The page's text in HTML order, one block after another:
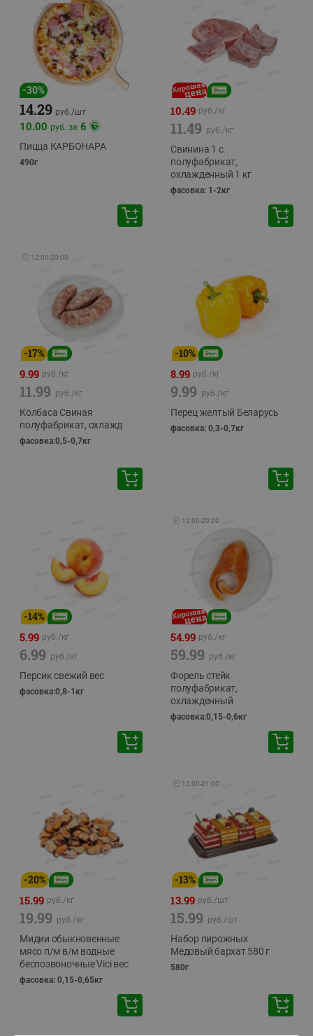
-30%
14.29 руб./шт
10.00 руб. за 6
Пицца КАРБОНАРА
490г
10.49 руб./кг
11.49 руб./кг
Свинина 1 с.
полуфабрикат,
охлажденный 1 кг
фасовка: 1-2кг
🕘 12:00-20:00
-17%
9.99 руб./кг
11.99 руб./кг
Колбаса Свиная
полуфабрикат, охлажд
фасовка:0,5-0,7кг
-10%
8.99 руб./кг
9.99 руб./кг
Перец желтый Беларусь
фасовка: 0,3-0,7кг
-14%
5.99 руб./кг
6.99 руб./кг
Персик свежий вес
фасовка:0,8-1кг
🕘 12:00-20:00
54.99 руб./кг
59.99 руб./кг
Форель стейк
полуфабрикат,
охлажденный
фасовка:0,15-0,6кг
-20%
15.99 руб./кг
19.99 руб./кг
Мидии обыкновенные
мясо п/м в/м водные
беспозвоночные Vici вес
фасовка: 0,15-0,65кг
🕘 12:00-21:00
-13%
13.99 руб./шт
15.99 руб./шт
Набор пирожных
Медовый бархат 580 г
580г